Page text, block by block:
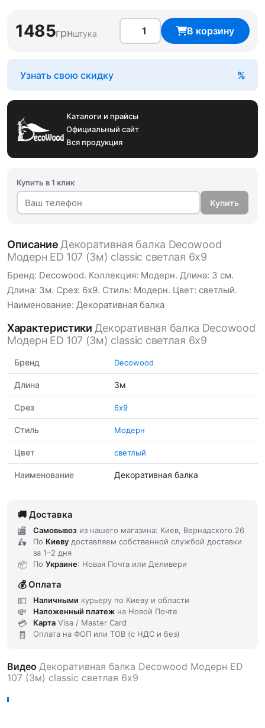
1485грнштука В корзину
Узнать свою скидку
Каталоги и прайсы
Официальный сайт
Вся продукция
Купить в 1 клик
Купить
ОписаниеДекоративная балка Decowood
Модерн ED 107 (3м) classic светлая 6х9
Бренд: Decowood. Коллекция: Модерн. Длина: 3 см.
Длина: 3м. Срез: 6х9. Стиль: Модерн. Цвет: светлый.
Наименование: Декоративная балка
Характеристики Декоративная балка Decowood
Модерн ED 107 (3м) classic светлая 6х9
Бренд Decowood
Длина 3м
Срез 6х9
Стиль Модерн
Цвет светлый
Наименование Декоративная балка
Доставка
Самовывоз из нашего магазина: Киев, Вернадского 26
По Киеву доставляем собственной службой доставки
за 1–2 дня
По Украине: Новая Почта или Деливери
Оплата
Наличными курьеру по Киеву и области
Наложенный платеж на Новой Почте
Карта Visa / Master Card
Оплата на ФОП или ТОВ (с НДС и без)
Видео Декоративная балка Decowood Модерн ED
107 (3м) classic светлая 6х9